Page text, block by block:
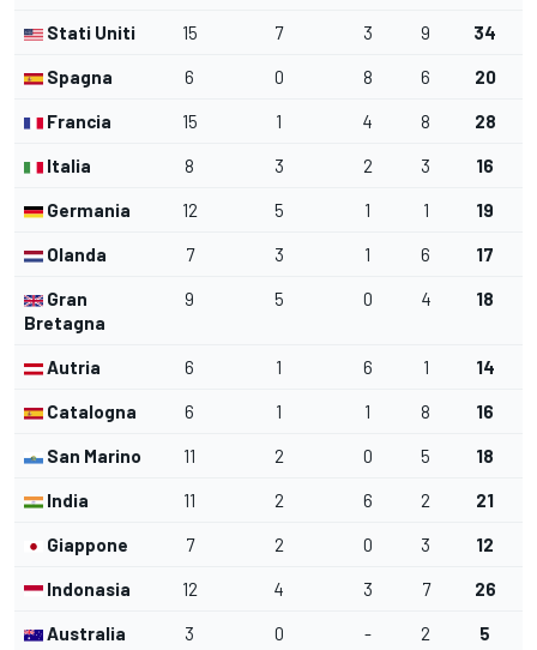
Stati Uniti 15 7 3 9 34
Spagna 6 0 8 6 20
Francia 15 1 4 8 28
Italia 8 3 2 3 16
Germania 12 5 1 1 19
Olanda 7 3 1 6 17
Gran
Bretagna
9 5 0 4 18
Autria 6 1 6 1 14
Catalogna 6 1 1 8 16
San Marino 11 2 0 5 18
India 11 2 6 2 21
Giappone 7 2 0 3 12
Indonasia 12 4 3 7 26
Australia 3 0 - 2 5